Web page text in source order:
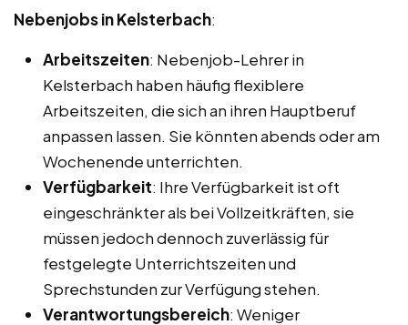
Nebenjobs in Kelsterbach:
Arbeitszeiten: Nebenjob-Lehrer in
Kelsterbach haben häufig flexiblere
Arbeitszeiten, die sich an ihren Hauptberuf
anpassen lassen. Sie könnten abends oder am
Wochenende unterrichten.
Verfügbarkeit: Ihre Verfügbarkeit ist oft
eingeschränkter als bei Vollzeitkräften, sie
müssen jedoch dennoch zuverlässig für
festgelegte Unterrichtszeiten und
Sprechstunden zur Verfügung stehen.
Verantwortungsbereich: Weniger